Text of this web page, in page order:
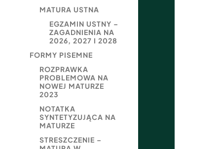
MATURA USTNA
EGZAMIN USTNY –
ZAGADNIENIA NA
2026, 2027 I 2028
FORMY PISEMNE
ROZPRAWKA
PROBLEMOWA NA
NOWEJ MATURZE
2023
NOTATKA
SYNTETYZUJĄCA NA
MATURZE
STRESZCZENIE –